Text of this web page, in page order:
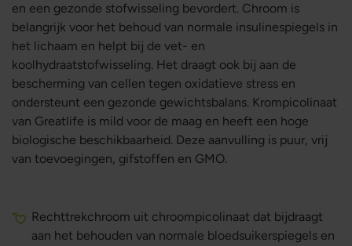
en een gezonde stofwisseling bevordert. Chroom is
belangrijk voor het behoud van normale insulinespiegels in
het lichaam en helpt bij de vet- en
koolhydraatstofwisseling. Het draagt ook bij aan de
bescherming van cellen tegen oxidatieve stress en
ondersteunt een gezonde gewichtsbalans. Krompicolinaat
van Greatlife is mild voor de maag en heeft een hoge
biologische beschikbaarheid. Deze aanvulling is puur, vrij
van toevoegingen, gifstoffen en GMO.
Rechttrekchroom uit chroompicolinaat dat bijdraagt
aan het behouden van normale bloedsuikerspiegels en